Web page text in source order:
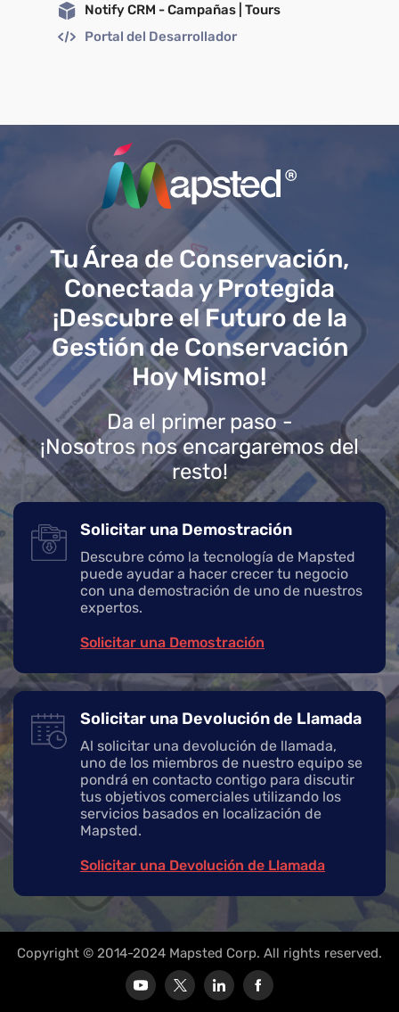
Notify CRM - Campañas | Tours
Portal del Desarrollador
Tu Área de Conservación,
Conectada y Protegida
¡Descubre el Futuro de la
Gestión de Conservación
Hoy Mismo!
Da el primer paso -
¡Nosotros nos encargaremos del
resto!
Solicitar una Demostración
Descubre cómo la tecnología de Mapsted
puede ayudar a hacer crecer tu negocio
con una demostración de uno de nuestros
expertos.
Solicitar una Demostración
Solicitar una Devolución de Llamada
Al solicitar una devolución de llamada,
uno de los miembros de nuestro equipo se
pondrá en contacto contigo para discutir
tus objetivos comerciales utilizando los
servicios basados en localización de
Mapsted.
Solicitar una Devolución de Llamada
Copyright © 2014-2024 Mapsted Corp. All rights reserved.